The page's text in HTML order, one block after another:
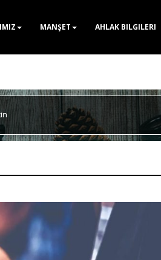
MANŞET AHLAK BILGILERI